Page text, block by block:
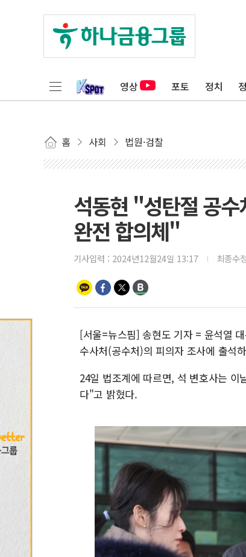
영상 포토 정치
홈 사회 법원·검찰
석동현 "성탄절 공
완전 합의체"
기사입력 : 2024년12월24일 13:17 최종수
[서울=뉴스핌] 송현도 기자 = 윤석열
수사처(공수처)의 피의자 조사에 출석
24일 법조계에 따르면, 석 변호사는
다"고 밝혔다.